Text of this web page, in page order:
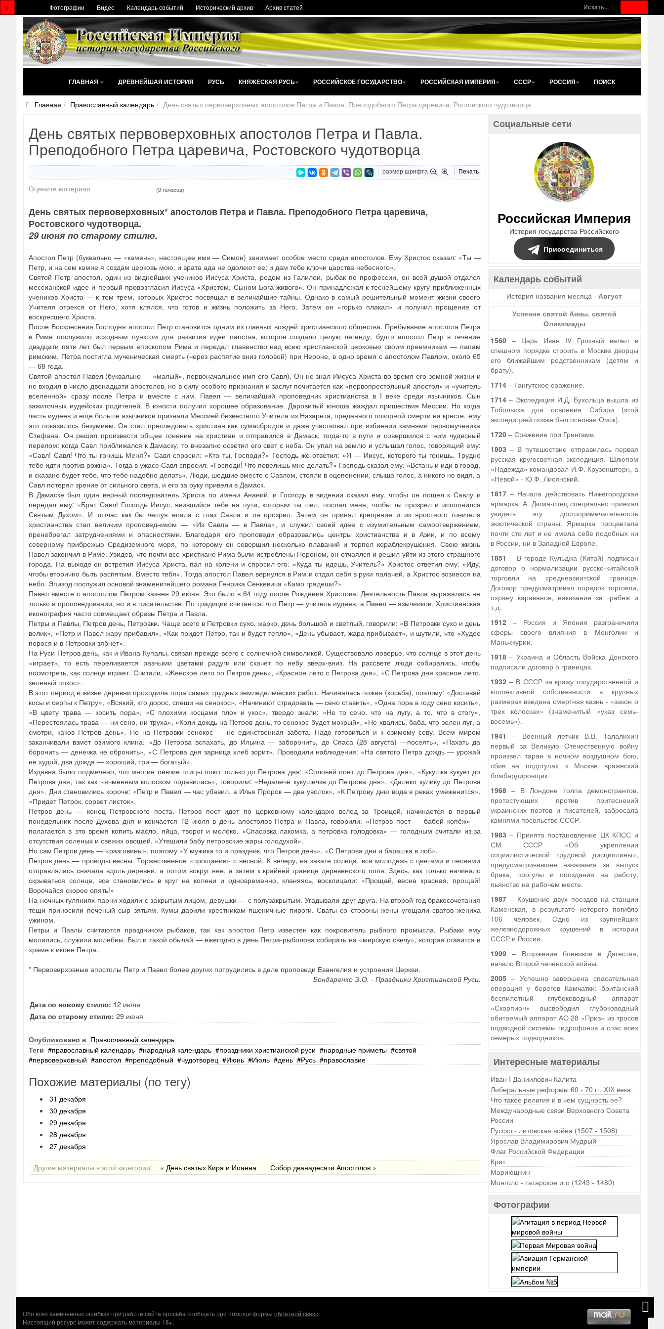
Искать...
Фотографии Видео Календарь событий Исторический архив Архив статей
ГЛАВНАЯ ДРЕВНЕЙШАЯ ИСТОРИЯ РУСЬ КНЯЖЕСКАЯ РУСЬ РОССИЙСКОЕ ГОСУДАРСТВО РОССИЙСКАЯ ИМПЕРИЯ СССР РОССИЯ ПОИСК
Главная Православный календарь День святых первоверховных апостолов Петра и Павла. Преподобного Петра царевича, Ростовского чудотворца
День святых первоверховных апостолов Петра и Павла.
Преподобного Петра царевича, Ростовского чудотворца
размер шрифта Печать
Оцените материал (0 голосов)
День святых первоверховных* апостолов Петра и Павла. Преподобного Петра царевича,
Ростовского чудотворца.
29 июня по старому стилю.
Апостол Петр (буквально — «камень», настоящее имя — Симон) занимает особое место среди апостолов. Ему Христос сказал: «Ты —
Петр, и на сем камне я создам церковь мою, и врата ада не одолеют ее; и дам тебе ключи царства небесного».
Святой Петр апостол, один из виднейших учеников Иисуса Христа, родом из Галилеи, рыбак по профессии, он всей душой отдался
мессианской идее и первый провозгласил Иисуса «Христом, Сыном Бога живого». Он принадлежал к теснейшему кругу приближенных
учеников Христа — к тем трем, которых Христос посвящал в величайшие тайны. Однако в самый решительный момент жизни своего
Учителя отрекся от Него, хотя клялся, что готов и жизнь положить за Него. Затем он «горько плакал» и получил прощение от
воскресшего Христа.
После Воскресения Господня апостол Петр становится одним из главных вождей христианского общества. Пребывание апостола Петра
в Риме послужило исходным пунктом для развития идеи папства, которое создало целую легенду, будто апостол Петр в течение
двадцати пяти лет был первым епископом Рима и передал главенство над всею христианской церковью своим преемникам — папам
римским. Петра постигла мученическая смерть (через распятие вниз головой) при Нероне, в одно время с апостолом Павлом, около 65
— 68 года.
Святой апостол Павел (буквально — «малый», первоначальное имя его Савл). Он не знал Иисуса Христа во время его земной жизни и
не входил в число двенадцати апостолов, но в силу особого признания и заслуг почитается как «первопрестольный апостол» и «учитель
вселенной» сразу после Петра и вместе с ним. Павел — величайший проповедник христианства в I веке среди язычников. Сын
зажиточных иудейских родителей. В юности получил хорошее образование. Даровитый юноша жаждал пришествия Мессии. Но когда
часть иудеев и еще больше язычников признали Мессией безвестного Учителя из Назарета, преданного позорной смерти на кресте, ему
это показалось безумием. Он стал преследовать христиан как сумасбродов и даже участвовал при избиении камнями первомученика
Стефана. Он решил произвести общее гонение на христиан и отправился в Дамаск, тогда-то в пути и совершился с ним чудесный
перелом: когда Савл приближался к Дамаску, то внезапно осветил его свет с неба. Он упал на землю и услышал голос, говорящий ему:
«Савл! Савл! Что ты гонишь Меня?» Савл спросил: «Кто ты, Господи?» Господь же ответил: «Я — Иисус, которого ты гонишь. Трудно
тебе идти против рожна». Тогда в ужасе Савл спросил: «Господи! Что повелишь мне делать?» Господь сказал ему: «Встань и иди в город,
и сказано будет тебе, что тебе надобно делать». Люди, шедшие вместе с Савлом, стояли в оцепенении, слыша голос, а никого не видя, а
Савл потерял зрение от сильного света, и его за руку привели в Дамаск.
В Дамаске был один верный последователь Христа по имени Ананий, и Господь в видении сказал ему, чтобы он пошел к Савлу и
передал ему: «Брат Савл! Господь Иисус, явившийся тебе на пути, которым ты шел, послал меня, чтобы ты прозрел и исполнился
Святым Духом». И тотчас как бы чешуя епала с глаз Савла и он прозрел. Затем он принял крещение и из яростного гонителя
христианства стал великим проповедником — «Из Савла — в Павла», и служил своей идее с изумительным самоотвержением,
пренебрегал затруднениями и опасностями. Благодаря его проповеди образовались центры христианства и в Азии, и по всему
северному прибрежью Средиземного моря, по которому он совершил несколько плаваний и терпел кораблекрушения. Свою жизнь
Павел закончил в Риме. Увидев, что почти все христиане Рима были истреблены Нероном, он отчаялся и решил уйти из этого страшного
города. На выходе он встретил Иисуса Христа, пал на колени и спросил его: «Куда ты идешь, Учитель?» Христос ответил ему: «Иду,
чтобы вторично быть распятым. Вместо тебя». Тогда апостол Павел вернулся в Рим и отдал себя в руки палачей, а Христос вознесся на
небо. Эпизод послужил основой знаменитейшего романа Генрика Сенкевича «Камо грядеши?»
Павел вместе с апостолом Петром казнен 29 июня. Это было в 64 году после Рождения Христова. Деятельность Павла выражалась не
только в проповедовании, но и в писательстве. По традиции считается, что Петр — учитель иудеев, а Павел — язычников. Христианская
иконография часто совмещает образы Петра и Павла.
Петры и Павлы, Петров день, Петровки. Чаще всего в Петровки сухо, жарко, день большой и светлый, говорили: «В Петровки сухо и день
велик», «Петр и Павел жару прибавил», «Как придет Петро, так и будет тепло», «День убывает, жара прибывает», и шутили, что «Худое
порося и в Петровки зябнет».
На Руси Петров день, как и Ивана Купалы, связан прежде всего с солнечной символикой. Существовало ловерье, что солнце в этот день
«играет», то есть переливается разными цветами радуги или скачет по небу вверх-вниз. На рассвете люди собирались, чтобы
посмотреть, как солнце играет. Считали, «Женское лето по Петров день», «Красное лето с Петрова дня», «С Петрова дня красное лето,
зеленый покос».
В этот период в жизни деревни проходила пора самых трудных земледельческих работ. Начиналась пожня (косьба), поэтому: «Доставай
косы и серпы к Петру», «Всякий, кто дорос, спеши на сенокос», «Начинают страдовать — сено ставить», «Одна пора в году сено косить»,
«В цвету трава — косить пора», «С плохими косцами плох и укос», твердо знали: «Не то сено, что на лугу, а то, что в стогу»,
«Перестоялась трава — ни сено, ни труха», «Коли дождь на Петров день, то сенокос будет мокрый», «Не хвались, баба, что зелен луг, а
смотри, каков Петров день». Но на Петровки сенокос — не единственная забота. Надо готовиться и к озимому севу. Всем миром
заканчивали взмет озимого клина: «До Петрова вспахать, до Ильина — заборонить, до Спаса (28 августа) —посеять», «Пахать да
боронить — денечка не обронить», «С Петрова дня зарница хлеб зорит». Проводили наблюдения: «На святого Петра дождь — урожай
не худой, два дождя — хороший, три — богатый».
Издавна было подмечено, что многие певчие птицы поют только до Петрова дня: «Соловей поет до Петрова дня», «Кукушка кукует до
Петрова дня, так как «ячменным колоском подавилась», говорили: «Недалече кукушечке до Петрова дня», «Далеко кулику до Петрова
дня». Дни становились короче: «Петр и Павел — час убавил, а Илья Пророк — два уволок», «К Петрову дню вода в реках умеженится»,
«Придет Петрок, сорвет листок».
Петров день — конец Петровского поста. Петров пост идет по церковному календарю вслед за Троицей, начинается в первый
понедельник после Духова дня и кончается 12 июля в день апостолов Петра и Павла, говорили: «Петров пост — бабей копёж» —
полагается в это время копить масло, яйца, творог и молоко. «Спасовка лакомка, а петровка голодовка» — голодным считали из-за
отсутствия соленых и свежих овощей. «Утешили бабу петровские жары голодухой».
Но сам Петров день — «разговины», поэтому «У мужика то и праздник, что Петров день», «С Петрова дни и барашка в лоб».
Петров день — проводы весны. Торжественное «прощание» с весной. К вечеру, на закате солнца, вся молодежь с цветами и песнями
отправлялась сначала вдоль деревни, а потом вокруг нее, а затем к крайней границе деревенского поля. Здесь, как только начинало
скрываться солнце, все становились в круг на колени и одновременно, кланяясь, восклицали: «Прощай, весна красная, прощай!
Ворочайся скорее опять!»
На ночных гуляниях парни ходили с закрытым лицом, девушки — с полузакрытым. Угадывали друг друга. На второй год бракосочетания
тещи приносили печеный сыр зятьям. Кумы дарили крестникам пшеничные пироги. Сваты со стороны жены угощали сватов жениха
ужином.
Петры и Павлы считаются праздником рыбаков, так как апостол Петр известен как покровитель рыбного промысла. Рыбаки ему
молились, служили молебны. Был и такой обычай — ежегодно в день Петра-рыболова собирать на «мирскую свечу», которая ставится в
храме к иконе Петра.
* Первоверховные апостолы Петр и Павел более других потрудились в деле проповеди Евангелия и устроения Церкви.
Бондаренко Э.О. - Праздники Христианской Руси.
Дата по новому стилю: 12 июля
Дата по старому стилю: 29 июня
Опубликовано в Православный календарь
Теги
православный календарь народный календарь праздники христианской руси народные приметы
святой
первоверховный
апостол преподобный чудотворец Июнь Июль день Русь православие
Похожие материалы (по тегу)
31 декабря
30 декабря
29 декабря
28 декабря
27 декабря
Другие материалы в этой категории: « День святых Кира и Иоанна Собор дванадесяти Апостолов »
Социальные сети
Российская Империя
История государства Российского
Присоединиться
Календарь событий
История названия месяца -Август
Успение святой Анны, святой
Олимпиады
1560– Царь Иван IV Грозный велел в
спешном порядке строить в Москве дворцы
его ближайшим родственникам (детям и
брату).
1714– Гангутское сражение.
1714– Экспедиция И.Д. Бухольца вышла из
Тобольска для освоения Сибири (этой
экспедицией позже был основан Омск).
1720– Сражение при Гренгаме.
1803 – В путешествие отправилась первая
русская кругосветная экспедиция. Шлюпом
«Надежда» командовал И.Ф. Крузенштерн, а
«Невой» - Ю.Ф. Лисянский.
1817– Начала действовать Нижегородская
ярмарка. А. Дюма-отец специально приехал
увидеть эту достопримечательность
экзотической страны. Ярмарка процветала
почти сто лет и не имела себе подобных ни
в России, ни в Западной Европе.
1851 – В городе Кульджа (Китай) подписан
договор о нормализации русско-китайской
торговли на среднеазиатской границе.
Договор предусматривал порядок торговли,
охрану караванов, наказание за грабеж и
т.д.
1912– Россия и Япония разграничили
сферы своего влияния в Монголии и
Маньчжурии.
1918– Украина и Область Войска Донского
подписали договор о границах.
1932– В СССР за кражу государственной и
коллективной собственности в крупных
размерах введена смертная казнь - «закон о
трех колосках» (знаменитый «указ семь-
восемь»).
1941 – Военный летчик В.В. Талалихин
первый за Великую Отечественную войну
произвел таран в ночном воздушном бою,
сбив на подступах к Москве вражеский
бомбардировщик.
1968– В Лондоне толпа демонстрантов,
протестующих против притеснений
украинских поэтов и писателей, забросала
камнями посольство СССР.
1983 – Принято постановление ЦК КПСС и
СМ СССР «Об укреплении
социалистической трудовой дисциплины»,
предусматривавшее наказания за выпуск
брака, прогулы и опоздания на работу,
пьянство на рабочем месте.
1987– Крушение двух поездов на станции
Каменская, в результате которого погибло
106 человек. Одно из крупнейших
железнодорожных крушений в истории
СССР и России.
1999– Вторжение боевиков в Дагестан,
начало Второй чеченской войны.
2005– Успешно завершена спасательная
операция у берегов Камчатки: британский
беспилотный глубоководный аппарат
«Скорпион» высвободил глубоководный
обитаемый аппарат АС-28 «Приз» из тросов
подводной системы гидрофонов и спас всех
семерых подводников.
Интересные материалы
Иван I Даниилович Калита
Либеральные реформы 60 - 70 гг. XIX века
Что такое религия и в чем сущность ее?
Международные связи Верховного Совета
России
Русско - литовская война (1507 - 1508)
Ярослав Владимирович Мудрый
Флаг Российской Федерации
Крит
Мариюшкин
Монголо - татарское иго (1243 - 1480)
Фотографии
Обо всех замеченных ошибках при работе сайта просьба сообщать при помощи формы обратной связи.
Настоящий ресурс может содержать материалы 18+.